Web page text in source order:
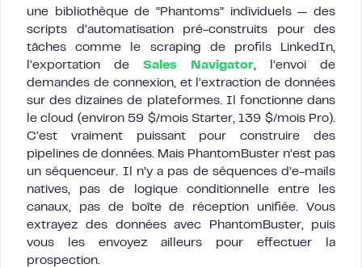
une bibliothèque de “Phantoms” individuels — des
scripts d’automatisation pré-construits pour des
tâches comme le scraping de profils LinkedIn,
l’exportation de Sales Navigator, l’envoi de
demandes de connexion, et l’extraction de données
sur des dizaines de plateformes. Il fonctionne dans
le cloud (environ 59 $/mois Starter, 139 $/mois Pro).
C’est vraiment puissant pour construire des
pipelines de données. Mais PhantomBuster n’est pas
un séquenceur. Il n’y a pas de séquences d’e-mails
natives, pas de logique conditionnelle entre les
canaux, pas de boîte de réception unifiée. Vous
extrayez des données avec PhantomBuster, puis
vous les envoyez ailleurs pour effectuer la
prospection.